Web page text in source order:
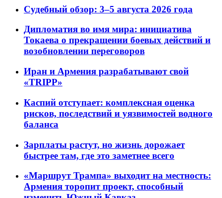
Судебный обзор: 3–5 августа 2026 года
Дипломатия во имя мира: инициатива
Токаева о прекращении боевых действий и
возобновлении переговоров
Иран и Армения разрабатывают свой
«TRIPP»
Каспий отступает: комплексная оценка
рисков, последствий и уязвимостей водного
баланса
Зарплаты растут, но жизнь дорожает
быстрее там, где это заметнее всего
«Маршрут Трампа» выходит на местность:
Армения торопит проект, способный